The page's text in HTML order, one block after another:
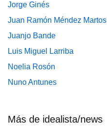
Jorge Ginés
Juan Ramón Méndez Martos
Juanjo Bande
Luis Miguel Larriba
Noelia Rosón
Nuno Antunes
Más de idealista/news